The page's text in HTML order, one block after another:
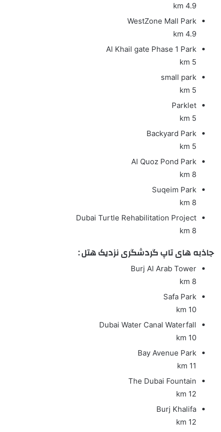
4.9 km
WestZone Mall Park
4.9 km
Al Khail gate Phase 1 Park
5 km
small park
5 km
Parklet
5 km
Backyard Park
5 km
Al Quoz Pond Park
8 km
Suqeim Park
8 km
Dubai Turtle Rehabilitation Project
8 km
جاذبه های تاپ گردشگری نزدیک هتل :
Burj Al Arab Tower
8 km
Safa Park
10 km
Dubai Water Canal Waterfall
10 km
Bay Avenue Park
11 km
The Dubai Fountain
12 km
Burj Khalifa
12 km